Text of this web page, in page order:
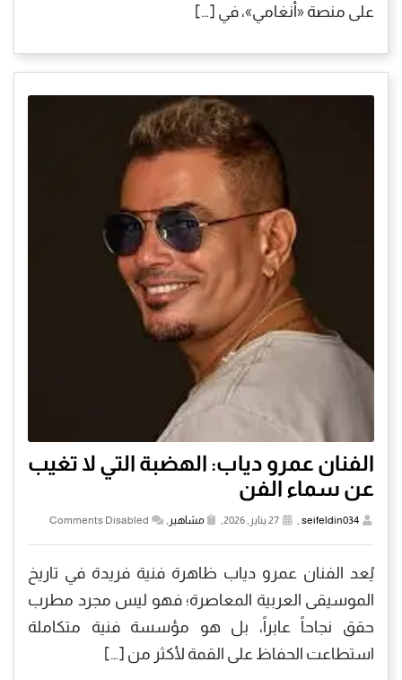
على منصة «أنغامي»، في […]
الفنان عمرو دياب: الهضبة التي لا تغيب
عن سماء الفن
seifeldin034 مشاهير Comments Disabled
يُعد الفنان عمرو دياب ظاهرة فنية فريدة في تاريخ
الموسيقى العربية المعاصرة؛ فهو ليس مجرد مطرب
حقق نجاحاً عابراً، بل هو مؤسسة فنية متكاملة
استطاعت الحفاظ على القمة لأكثر من […]